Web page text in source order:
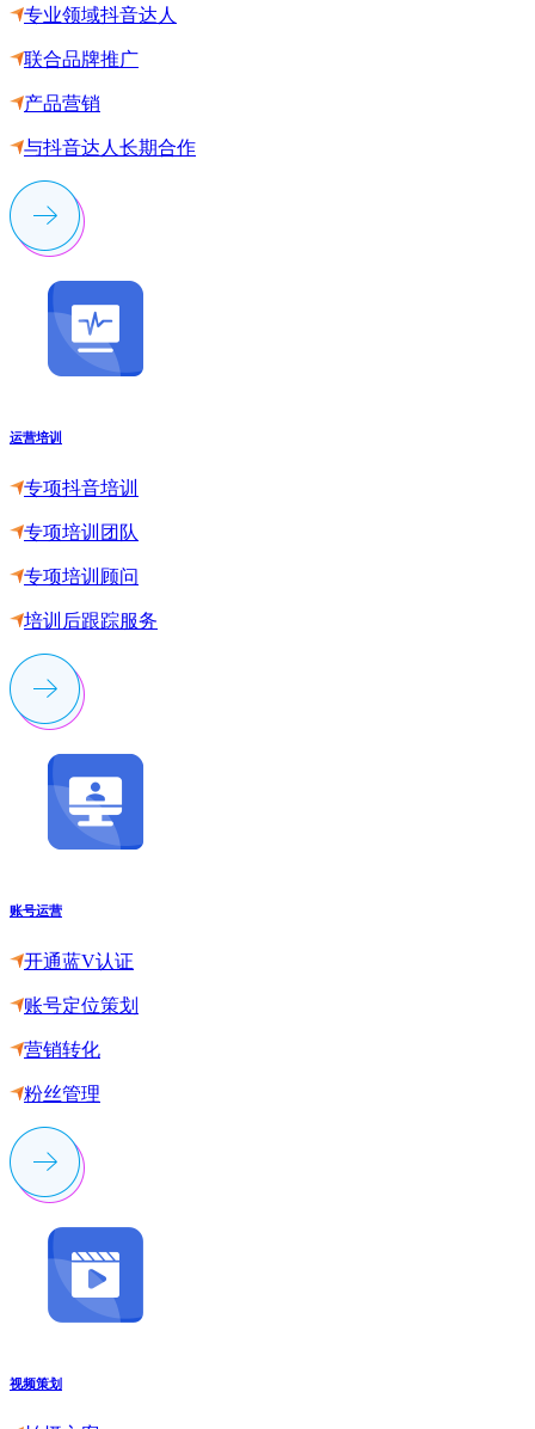
专业领域抖音达人
联合品牌推广
产品营销
与抖音达人长期合作
运营培训
专项抖音培训
专项培训团队
专项培训顾问
培训后跟踪服务
账号运营
开通蓝V认证
账号定位策划
营销转化
粉丝管理
视频策划